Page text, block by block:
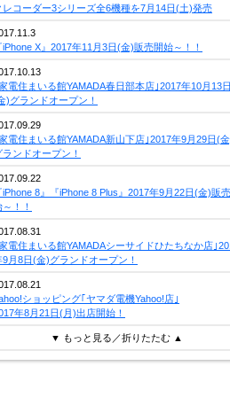
レコーダー3シリーズ全6機種を7月14日(土)発売
iPhone X』2017年11月3日(金)販売開始～！！
電住まいる館YAMADA春日部本店｣2017年10月13日
)グランドオープン！
電住まいる館YAMADA新山下店｣2017年9月29日(
ランドオープン！
iPhone 8』『iPhone 8 Plus』2017年9月22日(金)販
～！！
電住まいる館YAMADAシーサイドひたちなか店｣
9月8日(金)グランドオープン！
ショッピング｢ヤマダ電機Yahoo!店｣
年8月21日(月)出店開始！
▼ もっと見る／折りたたむ ▲